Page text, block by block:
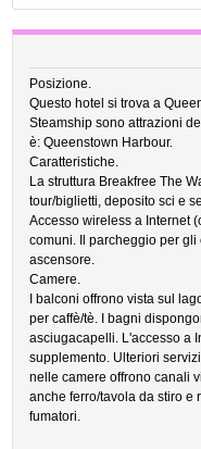
Posizione.
Questo hotel si trova a
Steamship sono attrazioni
è: Queenstown Harbour.
Caratteristiche.
La struttura Breakfree The
tour/biglietti, deposito sci e
Accesso wireless a Internet
comuni. Il parcheggio per gli
ascensore.
Camere.
I balconi offrono vista sul
per caffè/tè. I bagni
asciugacapelli. L'accesso a
supplemento. Ulteriori
nelle camere offrono canali
anche ferro/tavola da stiro e
fumatori.